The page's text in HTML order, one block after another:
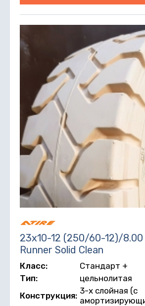
23х10-12 (250/60-12)/8.00
Runner Solid Clean
Класс:
Стандарт +
Тип:
цельнолитая
Конструкция: 3-х слойная (с